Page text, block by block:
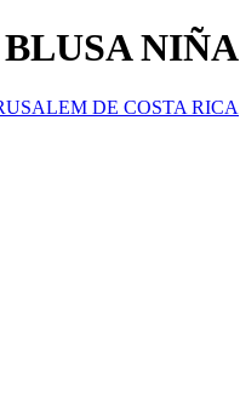
NIÑA
DE COSTA RICA